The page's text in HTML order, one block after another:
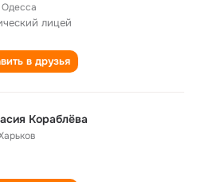
Одесса
лицей
в друзья
Кораблёва